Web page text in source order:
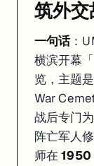
筑外
一句话：
横滨开幕「
览，主题
War
战后专门
阵亡军人
师在1950